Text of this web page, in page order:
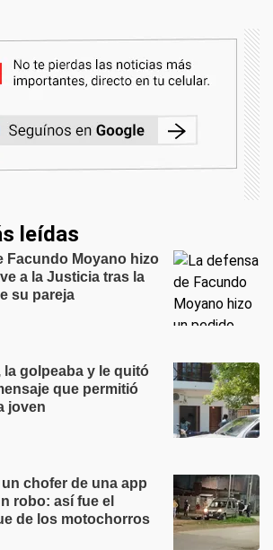
leídas
Facundo Moyano hizo
a la Justicia tras la
su pareja
la golpeaba y le quitó
que permitió
joven
chofer de una app
robo: así fue el
de los motochorros